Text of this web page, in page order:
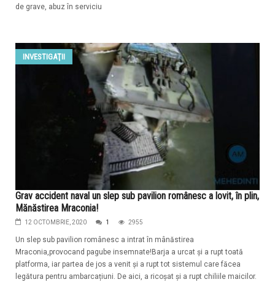
de grave, abuz în serviciu
INVESTIGAŢII
Grav accident naval un slep sub pavilion românesc a lovit, în plin,
Mănăstirea Mraconia!
12 OCTOMBRIE, 2020 1 2955
Un slep sub pavilion românesc a intrat în mânăstirea
Mraconia,provocand pagube insemnate!Barja a urcat și a rupt toată
platforma, iar partea de jos a venit și a rupt tot sistemul care făcea
legătura pentru ambarcațiuni. De aici, a ricoșat și a rupt chiliile maicilor.